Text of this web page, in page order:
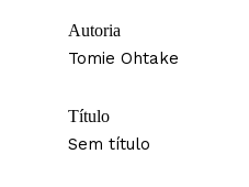
Autoria
Tomie Ohtake
Título
Sem título